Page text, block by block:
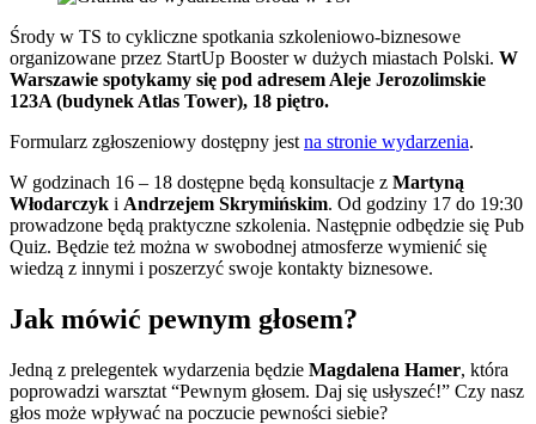
Środy w TS to cykliczne spotkania szkoleniowo-biznesowe
organizowane przez StartUp Booster w dużych miastach Polski. W
Warszawie spotykamy się pod adresem Aleje Jerozolimskie
123A (budynek Atlas Tower), 18 piętro.
Formularz zgłoszeniowy dostępny jest na stronie wydarzenia.
W godzinach 16 – 18 dostępne będą konsultacje z Martyną
Włodarczyk i Andrzejem Skrymińskim. Od godziny 17 do 19:30
prowadzone będą praktyczne szkolenia. Następnie odbędzie się Pub
Quiz. Będzie też można w swobodnej atmosferze wymienić się
wiedzą z innymi i poszerzyć swoje kontakty biznesowe.
Jak mówić pewnym głosem?
Jedną z prelegentek wydarzenia będzie Magdalena Hamer, która
poprowadzi warsztat “Pewnym głosem. Daj się usłyszeć!” Czy nasz
głos może wpływać na poczucie pewności siebie?